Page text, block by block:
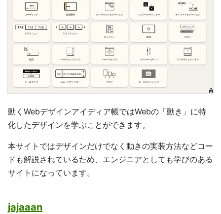
動くWebデザインアイディア帳ではWebの「動き」に特
化したデザインを学ぶことができます。
本サイトではデザインだけでなく動きの実装方法などコー
ドも解説されているため、エンジニアとしても学びのある
サイトになっています。
jajaaan